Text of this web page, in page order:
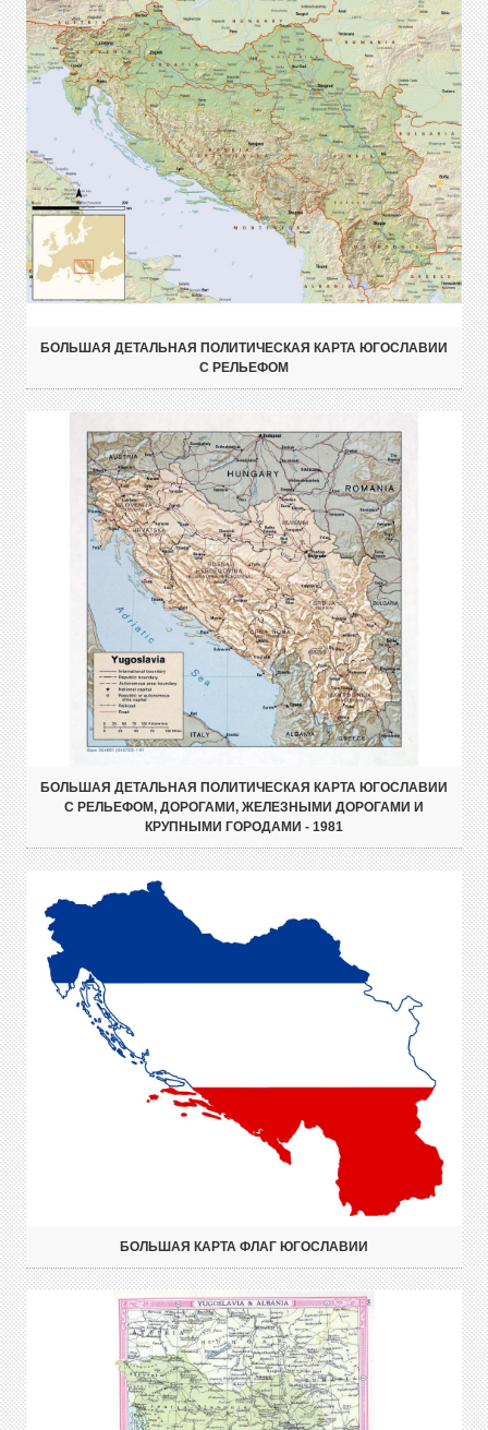
БОЛЬШАЯ ДЕТАЛЬНАЯ ПОЛИТИЧЕСКАЯ КАРТА ЮГОСЛАВИИ
С РЕЛЬЕФОМ
БОЛЬШАЯ ДЕТАЛЬНАЯ ПОЛИТИЧЕСКАЯ КАРТА ЮГОСЛАВИИ
С РЕЛЬЕФОМ, ДОРОГАМИ, ЖЕЛЕЗНЫМИ ДОРОГАМИ И
КРУПНЫМИ ГОРОДАМИ - 1981
БОЛЬШАЯ КАРТА ФЛАГ ЮГОСЛАВИИ